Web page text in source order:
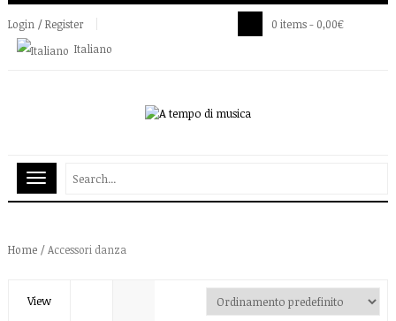
Login / Register
Italiano
0 items - 0,00€
Home / Accessori danza
View